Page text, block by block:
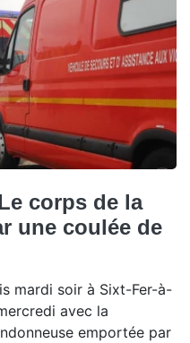
corps de la
une coulée de
mardi soir à Sixt-Fer-à-
avec la
emportée par